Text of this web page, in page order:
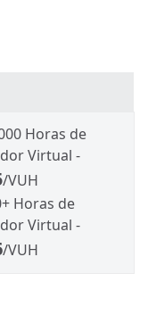
Horas de
Virtual -
/VUH
Horas de
Virtual -
/VUH